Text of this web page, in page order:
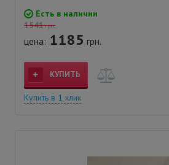
Есть в наличии
1541грн.
цена: 1185 грн.
КУПИТЬ
Купить в 1 клик